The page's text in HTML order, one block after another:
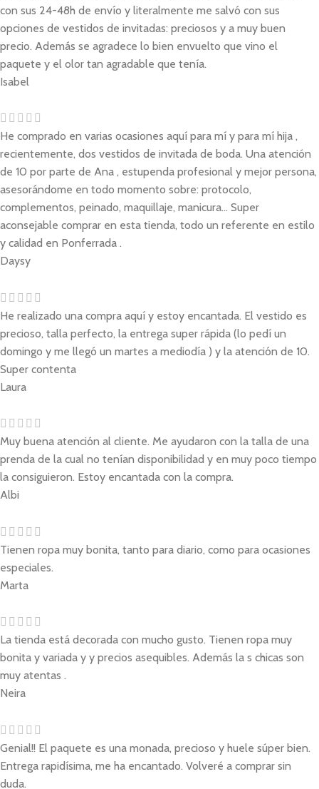
con sus 24-48h de envío y literalmente me salvó con sus
opciones de vestidos de invitadas: preciosos y a muy buen
precio. Además se agradece lo bien envuelto que vino el
paquete y el olor tan agradable que tenía.
Isabel
He comprado en varias ocasiones aquí para mí y para mí hija ,
recientemente, dos vestidos de invitada de boda. Una atención
de 10 por parte de Ana , estupenda profesional y mejor persona,
asesorándome en todo momento sobre: protocolo,
complementos, peinado, maquillaje, manicura... Super
aconsejable comprar en esta tienda, todo un referente en estilo
y calidad en Ponferrada .
Daysy
He realizado una compra aquí y estoy encantada. El vestido es
precioso, talla perfecto, la entrega super rápida (lo pedí un
domingo y me llegó un martes a mediodía ) y la atención de 10.
Super contenta
Laura
Muy buena atención al cliente. Me ayudaron con la talla de una
prenda de la cual no tenían disponibilidad y en muy poco tiempo
la consiguieron. Estoy encantada con la compra.
Albi
Tienen ropa muy bonita, tanto para diario, como para ocasiones
especiales.
Marta
La tienda está decorada con mucho gusto. Tienen ropa muy
bonita y variada y y precios asequibles. Además la s chicas son
muy atentas .
Neira
Genial!! El paquete es una monada, precioso y huele súper bien.
Entrega rapidísima, me ha encantado. Volveré a comprar sin
duda.